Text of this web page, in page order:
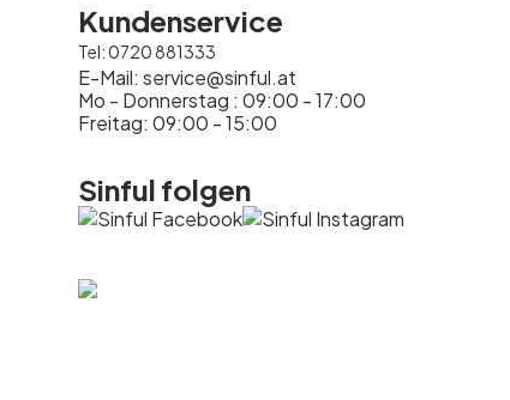
Kundenservice
Tel:0720 881333
E-Mail: service@sinful.at
Mo - Donnerstag : 09:00 - 17:00
Freitag: 09:00 - 15:00
Sinful folgen